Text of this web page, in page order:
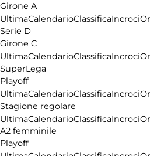
Girone A
UltimaCalendarioClassificaIncroci
Serie D
Girone C
UltimaCalendarioClassificaIncroci
SuperLega
Playoff
UltimaCalendarioClassificaIncroci
Stagione regolare
UltimaCalendarioClassificaIncroci
A2 femminile
Playoff